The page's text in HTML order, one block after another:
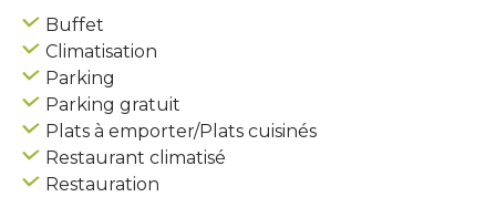
Buffet
Climatisation
Parking
Parking gratuit
Plats à emporter/Plats cuisinés
Restaurant climatisé
Restauration